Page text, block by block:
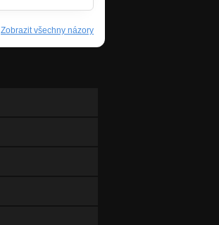
Zobrazit všechny názory